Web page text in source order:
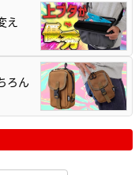
え
ろん